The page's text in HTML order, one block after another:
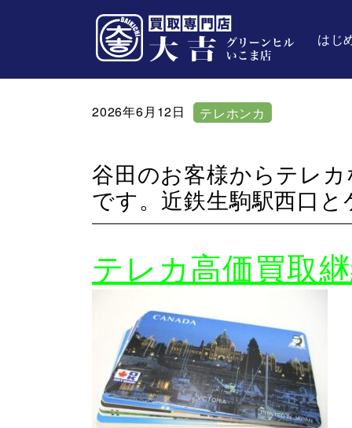
はじ
2026年6月12日
テレホンカ
谷田のお客様からテレ
です。近鉄生駒駅西口と
テレカ高価買取継